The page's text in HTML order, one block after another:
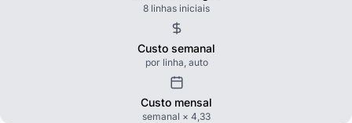
8 linhas iniciais
Custo semanal
por linha, auto
Custo mensal
semanal × 4,33